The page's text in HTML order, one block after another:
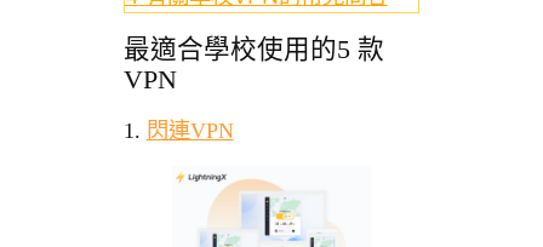
最適合學校使用的5 款
VPN
1. 閃連VPN